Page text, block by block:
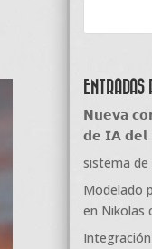
ENTRADAS
𝗡𝘂𝗲𝘃𝗮
𝗱𝗲 𝗜𝗔 𝗱𝗲𝗹
sistema
Modelado
en Nikolas